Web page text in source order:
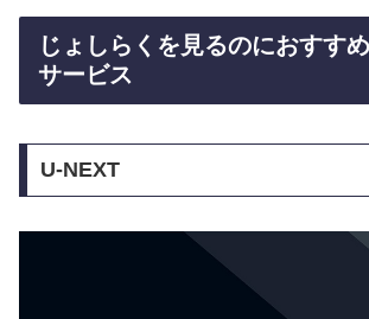
じょしらくを見るのにおすす
サービス
U-NEXT